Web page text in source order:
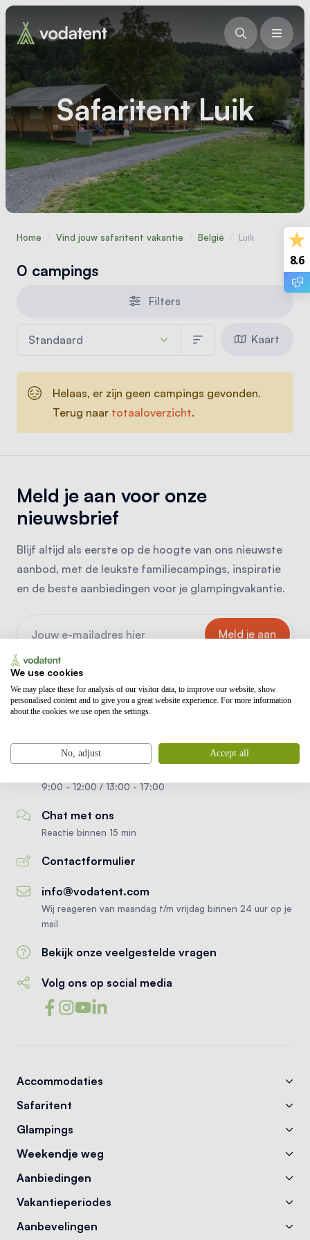
Safaritent Luik
Home Vind jouw safaritent vakantie België Luik
0 campings
Filters
Kaart
Helaas, er zijn geen campings gevonden.
Terug naar totaaloverzicht.
Meld je aan voor onze
nieuwsbrief
Blijf altijd als eerste op de hoogte van ons nieuwste
aanbod, met de leukste familiecampings, inspiratie
en de beste aanbiedingen voor je glampingvakantie.
Beschermd door reCAPTCHA.
gebruiksvoorwaarden
+ 31 (0) 186 820 996
9:00 - 12:00 / 13:00 - 17:00
Chat met ons
Reactie binnen 15 min
Contactformulier
info@vodatent.com
Wij reageren van maandag t/m vrijdag binnen 24 uur op je
mail
Bekijk onze veelgestelde vragen
Volg ons op social media
Accommodaties
Safaritent
Glampings
Weekendje weg
Aanbiedingen
Vakantieperiodes
Aanbevelingen
8.6
We use cookies
We may place these for analysis of our visitor data, to improve our website, show
personalised content and to give you a great website experience. For more information
about the cookies we use open the settings.
No, adjust Accept all